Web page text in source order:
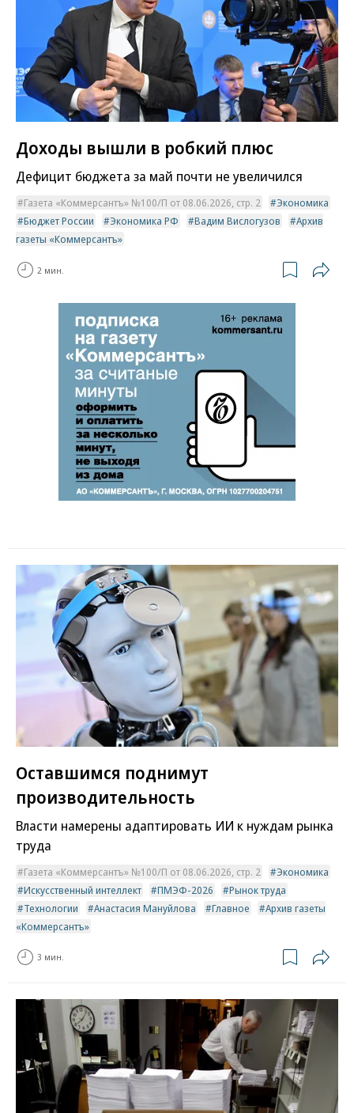
Доходы вышли в робкий плюс
Дефицит бюджета за май почти не увеличился
Газета «Коммерсантъ» №100/П от 08.06.2026, стр. 2
Экономика
Бюджет России
Экономика РФ Вадим Вислогузов
Архив
газеты «Коммерсантъ»
2 мин.
Оставшимся поднимут
производительность
Власти намерены адаптировать ИИ к нуждам рынка
труда
Газета «Коммерсантъ» №100/П от 08.06.2026, стр. 2
Экономика
Искусственный интеллект
ПМЭФ-2026
Рынок труда
Технологии
Анастасия Мануйлова Главное
Архив газеты
«Коммерсантъ»
3 мин.